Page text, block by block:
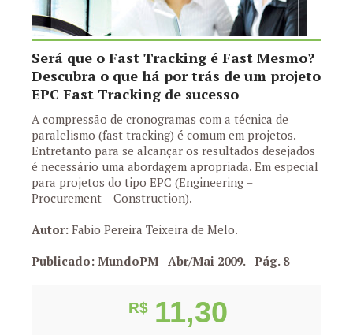
Será que o Fast Tracking é Fast Mesmo?
Descubra o que há por trás de um projeto
EPC Fast Tracking de sucesso
A compressão de cronogramas com a técnica de
paralelismo (fast tracking) é comum em projetos.
Entretanto para se alcançar os resultados desejados
é necessário uma abordagem apropriada. Em especial
para projetos do tipo EPC (Engineering –
Procurement – Construction).
Autor: Fabio Pereira Teixeira de Melo.
Publicado: MundoPM - Abr/Mai 2009.- Pág. 8
R$ 11,30